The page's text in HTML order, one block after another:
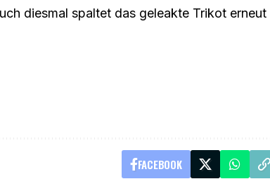
diesmal spaltet das geleakte Trikot erneut
FACEBOOK